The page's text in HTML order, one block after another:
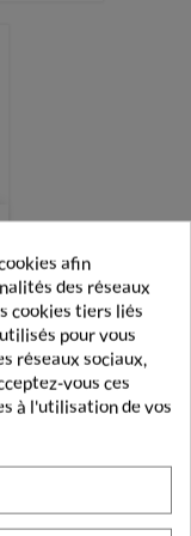

afin
des réseaux
cookies tiers liés
pour vous
réseaux sociaux,
vous ces
à l'utilisation de vos